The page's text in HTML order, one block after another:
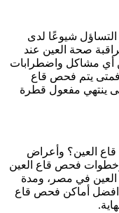
شيوعًا لدى
صحة العين عند
أي مشاكل واضطرابات
فمتى يتم فحص قاع
ينتهي مفعول قطرة
العين؟ وأعراض
فحص قاع العين
العين في مصر، ومدة
افضل أماكن فحص قاع